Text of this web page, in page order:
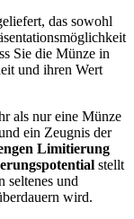
das sowohl
Sie die Münze in
und ihren Wert
als nur eine Münze
ein Zeugnis der
Limitierung
stellt
seltenes und
wird.